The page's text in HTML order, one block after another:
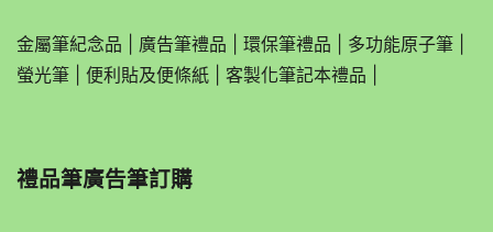
金屬筆紀念品 廣告筆禮品 環保筆禮品 多功能原子筆
螢光筆
便利貼及便條紙 客製化筆記本禮品
禮品筆廣告筆訂購